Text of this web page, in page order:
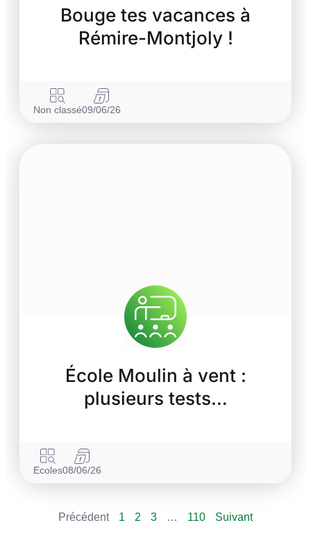
Bouge tes vacances à
Rémire-Montjoly !
Non classé09/06/26
École Moulin à vent :
plusieurs tests…
Ecoles08/06/26
Précédent 1 2 3 … 110 Suivant